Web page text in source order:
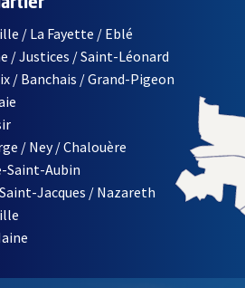
À LA LETTRE
/ La Fayette / Eblé
/ Justices / Saint-Léonard
/ Banchais / Grand-Pigeon
/ Ney / Chalouère
Saint-Aubin
Jacques / Nazareth